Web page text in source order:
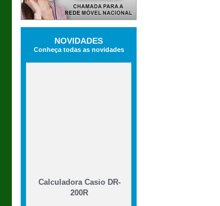
NOVIDADES
Conheça todas as novidades
Calculadora Casio DR-
200R